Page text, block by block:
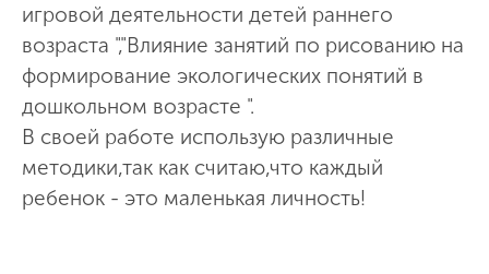
игровой деятельности детей раннего
возраста ","Влияние занятий по рисованию на
формирование экологических понятий в
дошкольном возрасте ".
В своей работе использую различные
методики,так как считаю,что каждый
ребенок - это маленькая личность!